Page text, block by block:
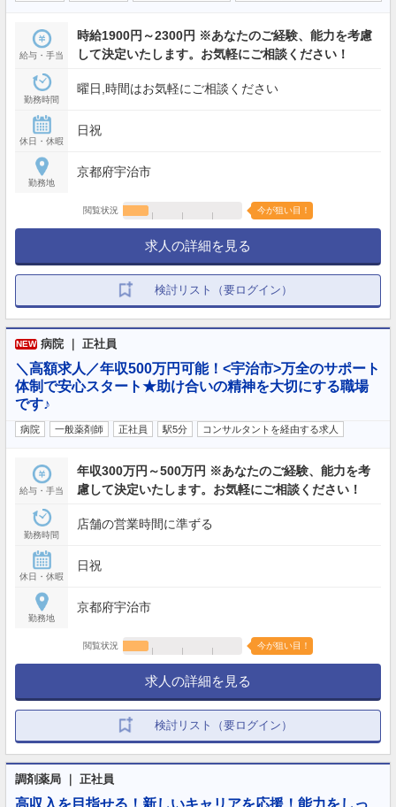
給与・手当
時給1900円～2300円 ※あなたのご経験、能力を考慮
して決定いたします。お気軽にご相談ください！
勤務時間
曜日,時間はお気軽にご相談ください
休日・休暇
日祝
勤務地
京都府宇治市
閲覧状況 今が狙い目！
求人の詳細を見る
検討リスト（要ログイン）
NEW 病院 ｜ 正社員
＼高額求人／年収500万円可能！<宇治市>万全のサポート
体制で安心スタート★助け合いの精神を大切にする職場
です♪
病院 一般薬剤師 正社員 駅5分 コンサルタントを経由する求人
給与・手当
年収300万円～500万円 ※あなたのご経験、能力を考
慮して決定いたします。お気軽にご相談ください！
勤務時間
店舗の営業時間に準ずる
休日・休暇
日祝
勤務地
京都府宇治市
閲覧状況 今が狙い目！
求人の詳細を見る
検討リスト（要ログイン）
調剤薬局 ｜ 正社員
高収入を目指せる！新しいキャリアを応援！能力をしっ